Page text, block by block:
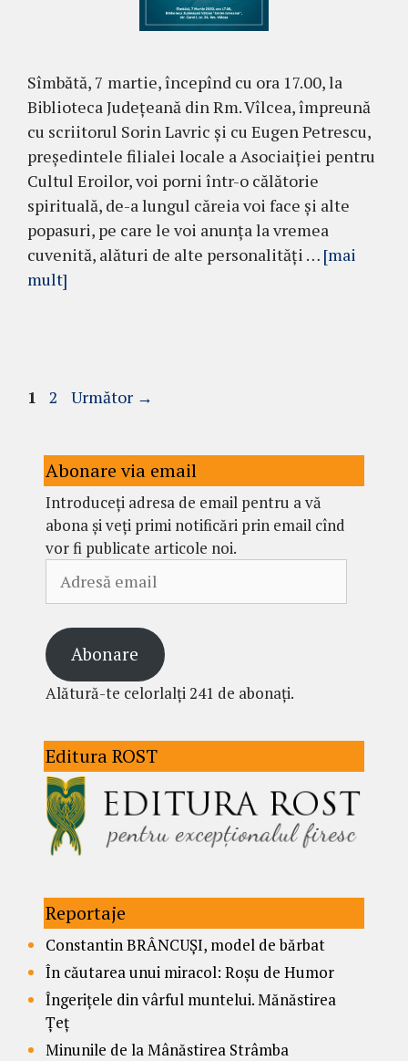
Sîmbătă, 7 martie, începînd cu ora 17.00, la
Biblioteca Județeană din Rm. Vîlcea, împreună
cu scriitorul Sorin Lavric și cu Eugen Petrescu,
președintele filialei locale a Asociaiției pentru
Cultul Eroilor, voi porni într-o călătorie
spirituală, de-a lungul căreia voi face și alte
popasuri, pe care le voi anunța la vremea
cuvenită, alături de alte personalități … [mai
mult]
Pagina
1 Pagina
2 Următor →
Abonare via email
Introduceți adresa de email pentru a vă
abona și veți primi notificări prin email cînd
vor fi publicate articole noi.
email
Abonare
Alătură-te celorlalți 241 de abonați.
Editura ROST
Reportaje
Constantin BRÂNCUȘI, model de bărbat
În căutarea unui miracol: Roșu de Humor
Îngerițele din vârful muntelui. Mănăstirea
Țeț
Minunile de la Mânăstirea Strâmba